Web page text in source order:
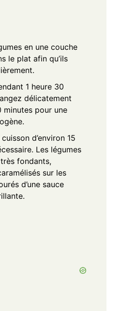
en une couche
le plat afin qu’ils
1 heure 30
délicatement
minutes pour une
d’environ 15
Les légumes
fondants,
sur les
d’une sauce